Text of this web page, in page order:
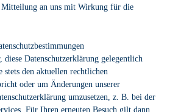
Mitteilung an uns mit Wirkung für die
diese Datenschutzerklärung gelegentlich
stets den aktuellen rechtlichen
oder um Änderungen unserer
umzusetzen, z. B. bei der
Für Ihren erneuten Besuch gilt dann